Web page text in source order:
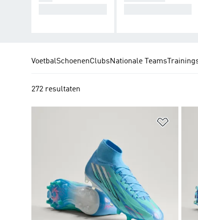
VoetbalSchoenenClubsNationale Teams
272 resultaten